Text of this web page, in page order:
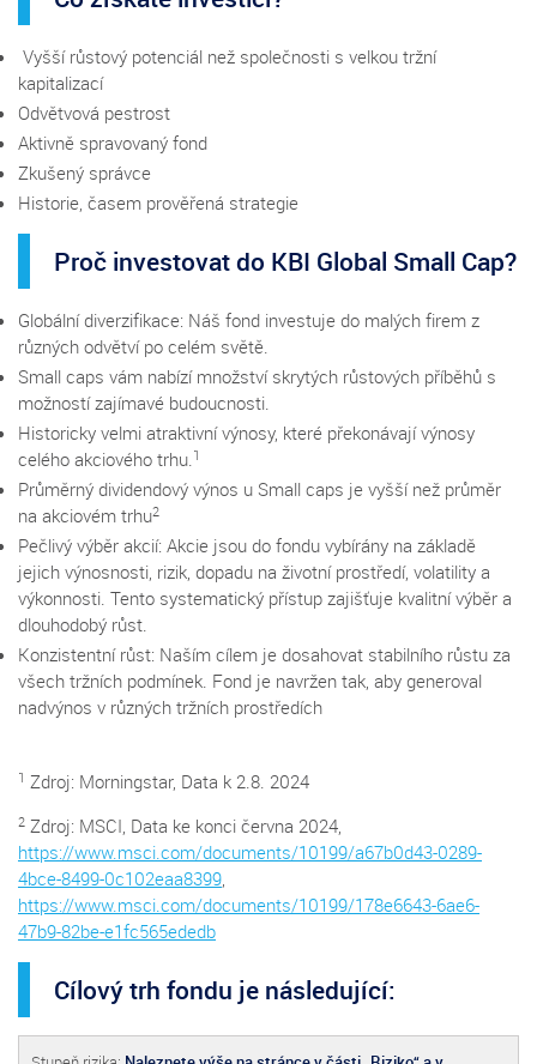
Vyšší růstový potenciál než společnosti s velkou tržní
kapitalizací
Odvětvová pestrost
Aktivně spravovaný fond
Zkušený správce
Historie, časem prověřená strategie
Proč investovat do KBI Global Small Cap?
Globální diverzifikace: Náš fond investuje do malých firem z
různých odvětví po celém světě.
Small caps vám nabízí množství skrytých růstových příběhů s
možností zajímavé budoucnosti.
Historicky velmi atraktivní výnosy, které překonávají výnosy
celého akciového trhu.1
Průměrný dividendový výnos u Small caps je vyšší než průměr
na akciovém trhu2
Pečlivý výběr akcií: Akcie jsou do fondu vybírány na základě
jejich výnosnosti, rizik, dopadu na životní prostředí, volatility a
výkonnosti. Tento systematický přístup zajišťuje kvalitní výběr a
dlouhodobý růst.
Konzistentní růst: Naším cílem je dosahovat stabilního růstu za
všech tržních podmínek. Fond je navržen tak, aby generoval
nadvýnos v různých tržních prostředích
1 Zdroj: Morningstar, Data k 2.8. 2024
2 Zdroj: MSCI, Data ke konci června 2024,
https://www.msci.com/documents/10199/a67b0d43-0289-
4bce-8499-0c102eaa8399,
https://www.msci.com/documents/10199/178e6643-6ae6-
47b9-82be-e1fc565ededb
Cílový trh fondu je následující: